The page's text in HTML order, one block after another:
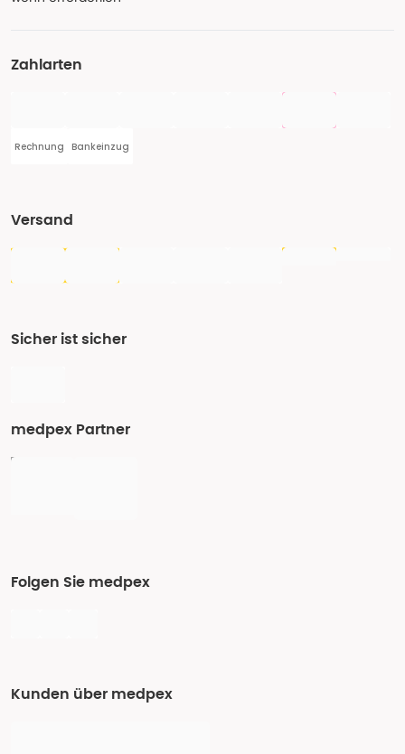
Zahlarten
Rechnung Bankeinzug
Versand
Sicher ist sicher
medpex Partner
Folgen Sie medpex
Kunden über medpex